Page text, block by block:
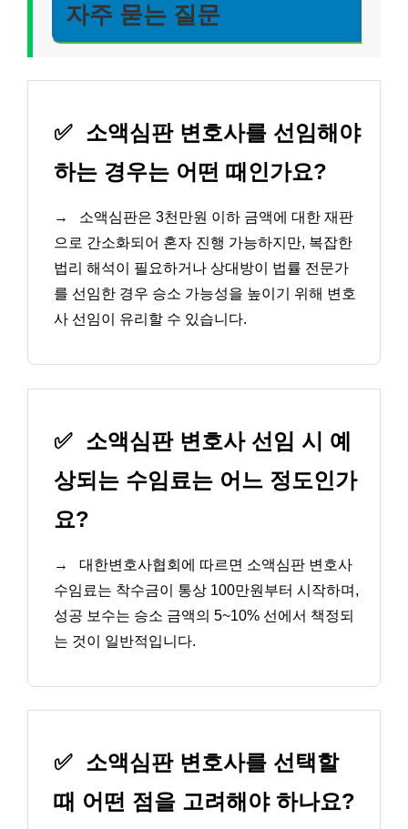
자주 묻는 질문
✅ 소액심판 변호사를 선임해야
하는 경우는 어떤 때인가요?
→
소액심판은 3천만원 이하 금액에 대한 재판
으로 간소화되어 혼자 진행 가능하지만, 복잡한
법리 해석이 필요하거나 상대방이 법률 전문가
를 선임한 경우 승소 가능성을 높이기 위해 변호
사 선임이 유리할 수 있습니다.
✅ 소액심판 변호사 선임 시 예
상되는 수임료는 어느 정도인가
요?
→
대한변호사협회에 따르면 소액심판 변호사
수임료는 착수금이 통상 100만원부터 시작하며,
성공 보수는 승소 금액의 5~10% 선에서 책정되
는 것이 일반적입니다.
✅ 소액심판 변호사를 선택할
때 어떤 점을 고려해야 하나요?